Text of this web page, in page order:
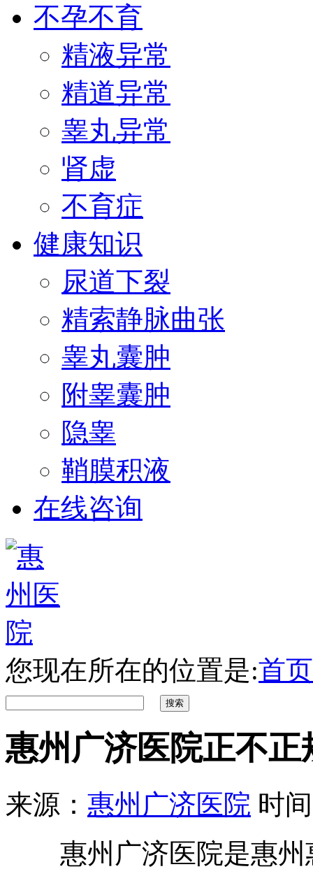
不孕不育
精液异常
精道异常
睾丸异常
肾虚
不育症
健康知识
尿道下裂
精索静脉曲张
睾丸囊肿
附睾囊肿
隐睾
鞘膜积液
在线咨询
您现在所在的位置是:首页
惠州广济医院正不
来源： 惠州广济医院 时
惠州广济医院是惠州